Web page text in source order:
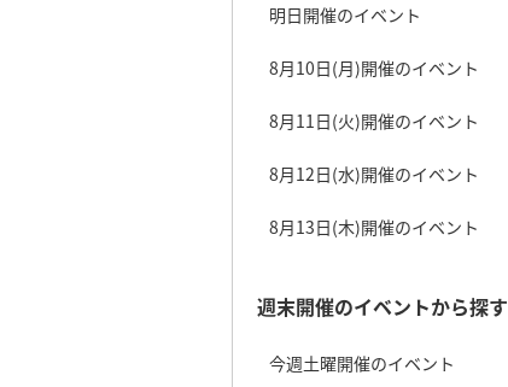
明日開催のイベント
8月10日(月)開催のイベント
8月11日(火)開催のイベント
8月12日(水)開催のイベント
8月13日(木)開催のイベント
週末開催のイベントから探す
今週土曜開催のイベント